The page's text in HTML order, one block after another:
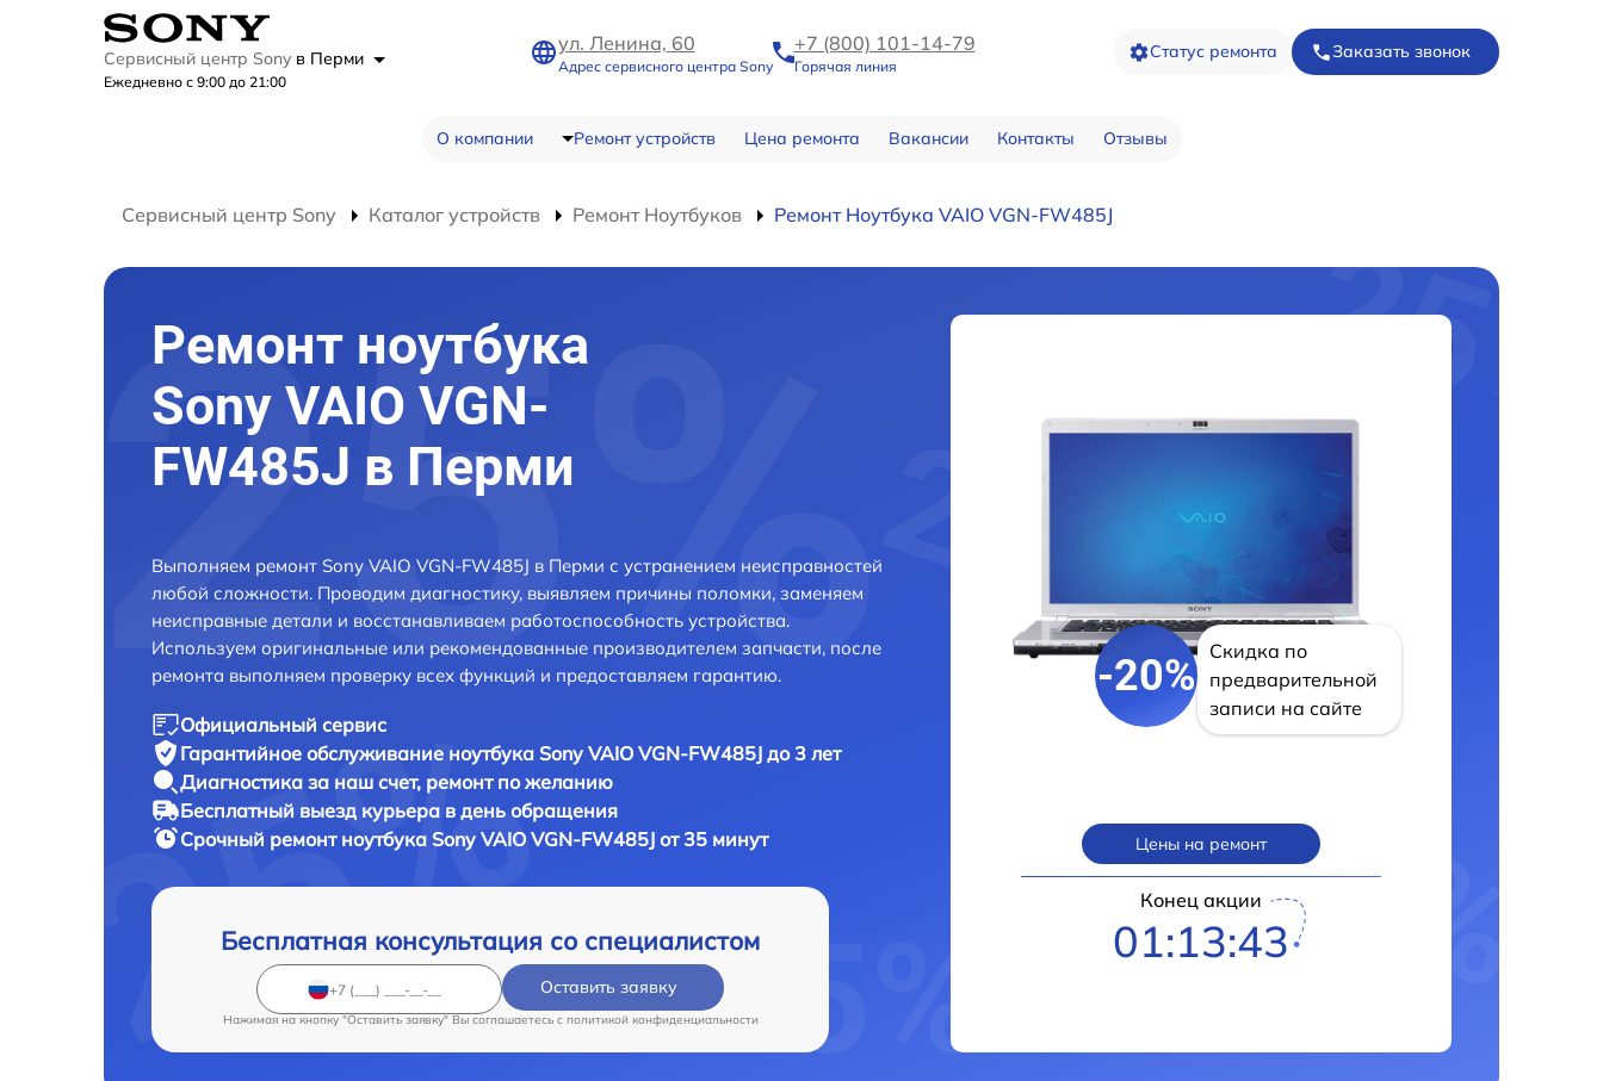
Сервисный центр Sony в Перми
Ежедневно с 9:00 до 21:00
ул. Ленина, 60
Адрес сервисного центра Sony
+7 (800) 101-14-79
Горячая линия
Статус ремонта Заказать звонок
О компании Ремонт устройств Цена ремонта Вакансии Контакты Отзывы
Сервисный центр Sony Каталог устройств Ремонт Ноутбуков Ремонт Ноутбука VAIO VGN-FW485J
Ремонт ноутбука
Sony VAIO VGN-
FW485J в Перми
Выполняем ремонт Sony VAIO VGN-FW485J в Перми с устранением неисправностей
любой сложности. Проводим диагностику, выявляем причины поломки, заменяем
неисправные детали и восстанавливаем работоспособность устройства.
Используем оригинальные или рекомендованные производителем запчасти, после
ремонта выполняем проверку всех функций и предоставляем гарантию.
Официальный сервис
Гарантийное обслуживание ноутбука Sony VAIO VGN-FW485J до 3 лет
Диагностика за наш счет, ремонт по желанию
Бесплатный выезд курьера в день обращения
Срочный ремонт ноутбука Sony VAIO VGN-FW485J от 35 минут
Бесплатная консультация со специалистом
Оставить заявку
Нажимая на кнопку "Оставить заявку" Вы соглашаетесь c политикой конфиденциальности
-20%
Скидка по
предварительной
записи на сайте
Цены на ремонт
Конец акции
01:13:42